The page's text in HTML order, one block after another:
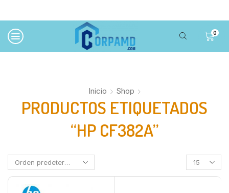
0
Inicio Shop
PRODUCTOS ETIQUETADOS
“HP CF382A”